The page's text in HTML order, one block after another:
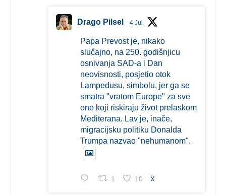
Drago Pilsel 4 Jul
Papa Prevost je, nikako
slučajno, na 250. godišnjicu
osnivanja SAD-a i Dan
neovisnosti, posjetio otok
Lampedusu, simbolu, jer ga se
smatra "vratom Europe" za sve
one koji riskiraju život prelaskom
Mediterana. Lav je, inače,
migracijsku politiku Donalda
Trumpa nazvao "nehumanom".
1 10 X